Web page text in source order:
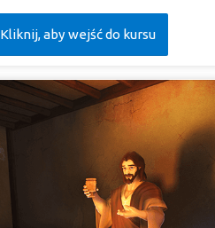
Kliknij, aby wejść do kursu